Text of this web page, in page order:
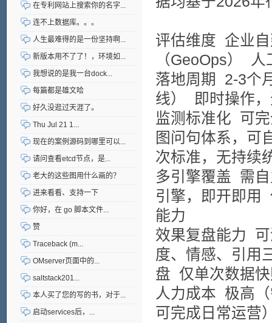
评估维度 企业
（GeoOps）
人
落地周期
2-3个
线）
即时操作
监测标准化 可
图问句体系，可
次标准，无持续
多引擎覆盖
需
引擎，即开即用
能力
效果复盘能力
度、情感、引用
盘 仅单次数据
人力成本 极高
可完成日常运营
在专利网站上搜索你的名字...
连不上数据库。。。
人生最难得的是一份坚持啊...
新版本用不了了！，环境如...
我想说的是我一台dock...
每篇都是雄文哈
好久没逛过天涯了。
Thu Jul 21 1...
现在的案例源码到哪里可以...
请问查看etcd节点，是...
老大的这些图用什么画的？
进来看看、支持一下
你好，在 go 脚本文件...
赞
Traceback (m...
OMserver页面中的...
saltstack201...
本人买了您的写的书，对于...
启动services后，...